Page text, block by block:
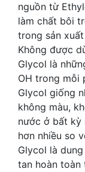
nguồn từ
làm chất bôi
trong sản
Không được
Glycol là
OH trong mỗi
Glycol giống
không màu,
nước ở bất kỳ
hơn nhiều so
Glycol là
tan hoàn toàn